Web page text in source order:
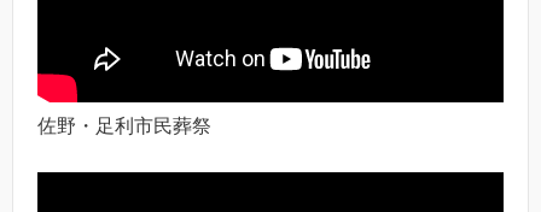
佐野・足利市民葬祭